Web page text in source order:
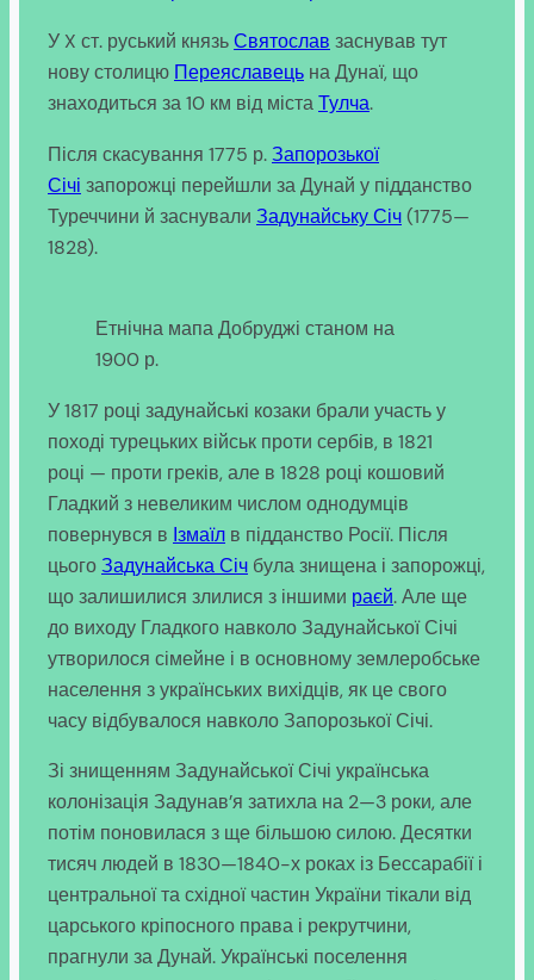
У X ст. руський князьСвятослав заснував тут
нову столицю Переяславець на Дунаї, що
знаходиться за 10 км від містаТулча.
Після скасування 1775 р.Запорозької
Січі запорожці перейшли за Дунай у підданство
Туреччини й заснували Задунайську Січ(1775—
1828).
Етнічна мапа Добруджі станом на
1900 р.
У 1817 році задунайські козаки брали участь у
поході турецьких військ проти сербів, в 1821
році — проти греків, але в 1828 році кошовий
Гладкий з невеликим числом однодумців
повернувся в Ізмаїл в підданство Росії. Після
цьогоЗадунайська Січ була знищена і запорожці,
що залишилися злилися з іншими раєй. Але ще
до виходу Гладкого навколо Задунайської Січі
утворилося сімейне і в основному землеробське
населення з українських вихідців, як це свого
часу відбувалося навколо Запорозької Січі.
Зі знищенням Задунайської Січі українська
колонізація Задунав’я затихла на 2—3 роки, але
потім поновилася з ще більшою силою. Десятки
тисяч людей в 1830—1840-х роках із Бессарабії і
центральної та східної частин України тікали від
царського кріпосного права і рекрутчини,
прагнули за Дунай. Українські поселення